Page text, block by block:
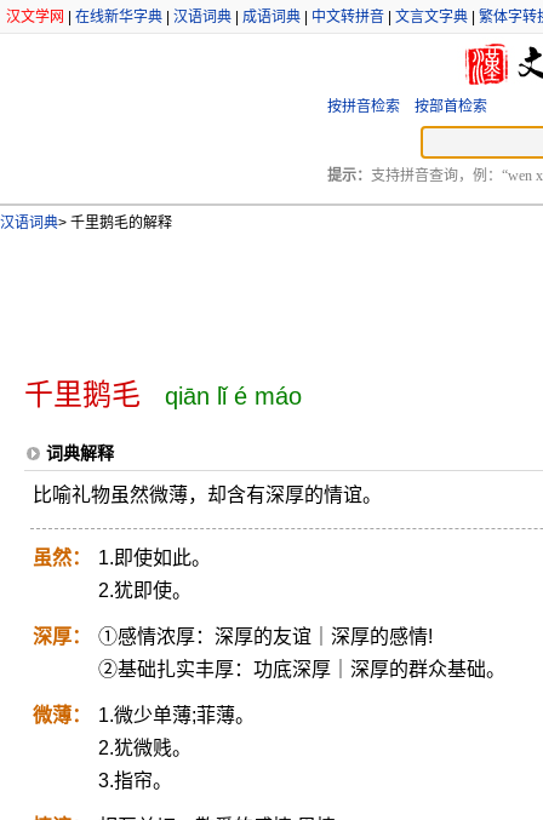
汉文学网 在线新华字典 汉语词典 成语词典 中文转拼音 文言文字典 繁体字转
按拼音检索 按部首检索
提示： 支持拼音查询，例：“wen
汉语词典> 千里鹅毛的解释
千里鹅毛 qiān lǐ é máo
词典解释
比喻礼物虽然微薄，却含有深厚的情谊。
虽然：
1.即使如此。
2.犹即使。
深厚：
①感情浓厚：深厚的友谊｜深厚的感情!
②基础扎实丰厚：功底深厚｜深厚的群众基础。
微薄：
1.微少单薄;菲薄。
2.犹微贱。
3.指帘。